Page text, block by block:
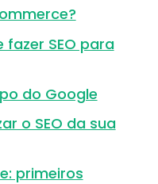
SEO para
do Google
o SEO da sua
primeiros